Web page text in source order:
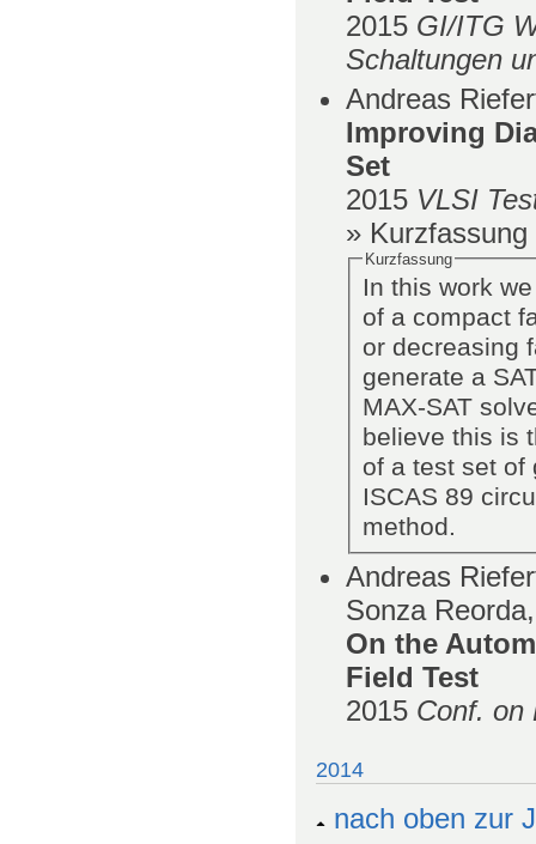
2015 GI/ITG
Schaltungen
Andreas
Improving
Set
2015 VLSI
» Kurzfassung
Kurzfassung
In this work
of a compact
or decreasing
generate a
MAX-SAT
believe this is
of a test set of
ISCAS 89
method.
Andreas
Sonza
On the
Field Test
2015 Conf. on
2014
nach oben zur